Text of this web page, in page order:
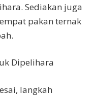
Sediakan juga
pakan ternak
Dipelihara
langkah